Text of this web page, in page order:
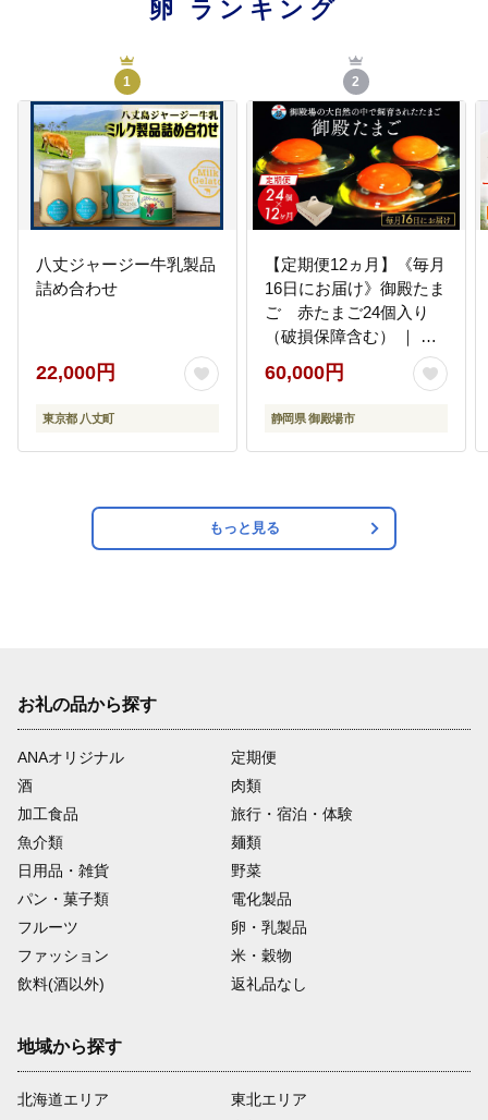
卵 ランキング
1
八丈ジャージー牛乳製品
詰め合わせ
22,000円
東京都 八丈町
2
【定期便12ヵ月】《毎月
16日にお届け》御殿たま
ご 赤たまご24個入り
（破損保障含む） ｜ 卵
タマゴ 玉子 たまごかけ
ご飯 生卵 鶏卵 卵焼き 国
産 御殿場産 ※北海道・
60,000円
静岡県 御殿場市
もっと見る
お礼の品から探す
ANAオリジナル
定期便
酒
肉類
加工食品
旅行・宿泊・体験
魚介類
麺類
日用品・雑貨
野菜
パン・菓子類
電化製品
フルーツ
卵・乳製品
ファッション
米・穀物
飲料(酒以外)
返礼品なし
地域から探す
北海道エリア
東北エリア